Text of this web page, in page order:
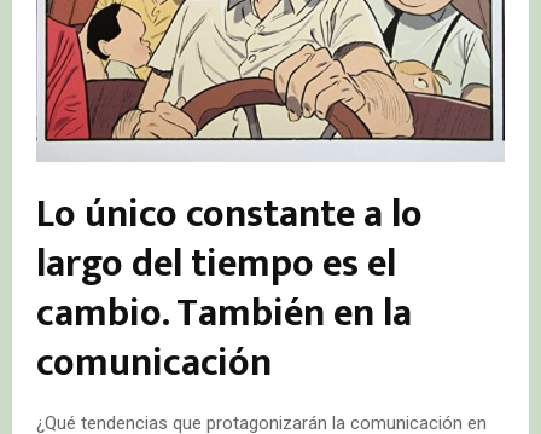
Lo único constante a lo
largo del tiempo es el
cambio. También en la
comunicación
¿Qué tendencias que protagonizarán la comunicación en